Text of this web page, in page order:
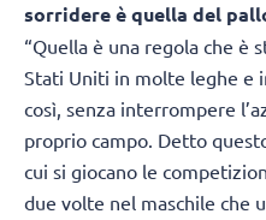
sorridere è quella del
“Quella è una regola che è
Stati Uniti in molte leghe e
così, senza interrompere
proprio campo. Detto
cui si giocano le
due volte nel maschile che